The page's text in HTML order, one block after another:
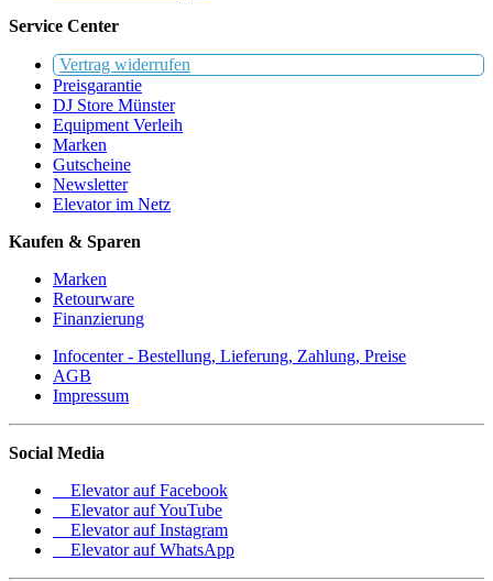
Service Center
Vertrag widerrufen
Preisgarantie
DJ Store Münster
Equipment Verleih
Marken
Gutscheine
Newsletter
Elevator im Netz
Kaufen & Sparen
Marken
Retourware
Finanzierung
Infocenter - Bestellung, Lieferung, Zahlung, Preise
AGB
Impressum
Social Media
Elevator auf Facebook
Elevator auf YouTube
Elevator auf Instagram
Elevator auf WhatsApp